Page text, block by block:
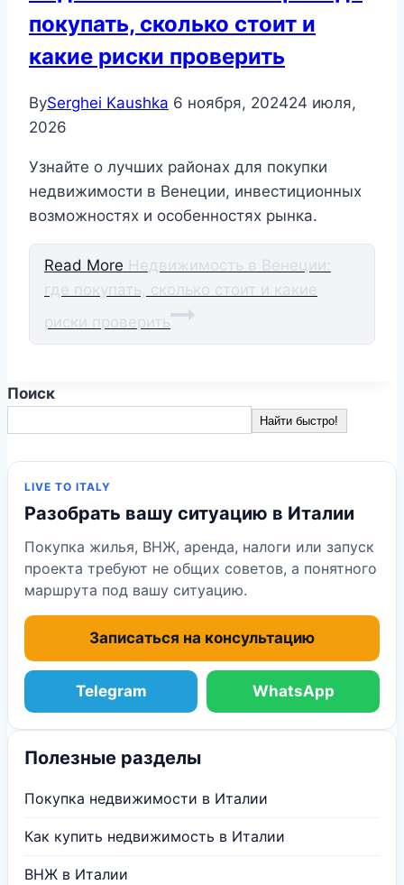
покупать, сколько стоит и
какие риски проверить
BySerghei Kaushka 6 ноября, 202424 июля,
2026
Узнайте о лучших районах для покупки
недвижимости в Венеции, инвестиционных
возможностях и особенностях рынка.
Read More Недвижимость в Венеции:
где покупать, сколько стоит и какие
риски проверить
Поиск
Найти быстро!
LIVE TO ITALY
Разобрать вашу ситуацию в Италии
Покупка жилья, ВНЖ, аренда, налоги или запуск
проекта требуют не общих советов, а понятного
маршрута под вашу ситуацию.
Записаться на консультацию
Telegram WhatsApp
Полезные разделы
Покупка недвижимости в Италии
Как купить недвижимость в Италии
ВНЖ в Италии